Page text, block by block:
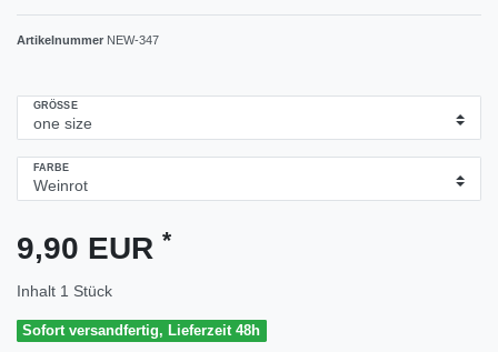
Artikelnummer NEW-347
GRÖSSE
FARBE
9,90 EUR *
Inhalt 1 Stück
Sofort versandfertig, Lieferzeit 48h